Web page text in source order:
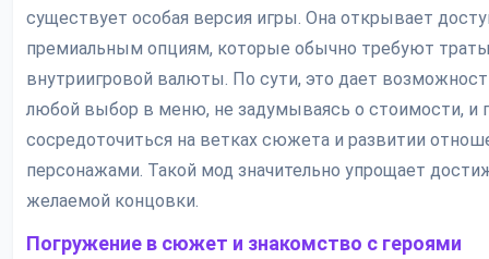
существует особая версия игры. Она открывает
премиальным опциям, которые обычно требуют
внутриигровой валюты. По сути, это дает
любой выбор в меню, не задумываясь о стоимости, и
сосредоточиться на ветках сюжета и развитии
персонажами. Такой мод значительно упрощает
желаемой концовки.
Погружение в сюжет и знакомство с героями